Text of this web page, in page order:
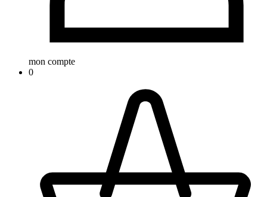
mon compte
0